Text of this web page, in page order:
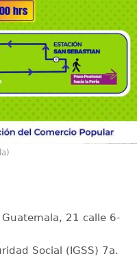
21 calle 6-
Social (IGSS) 7a.